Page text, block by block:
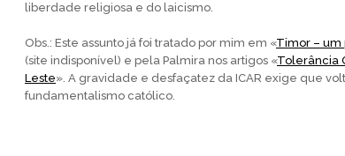
liberdade religiosa e do laicismo.
Obs.: Este assunto já foi tratado por mim em «Timor – um
(site indisponível) e pela Palmira nos artigos «Tolerância
Leste». A gravidade e desfaçatez da ICAR exige que
fundamentalismo católico.